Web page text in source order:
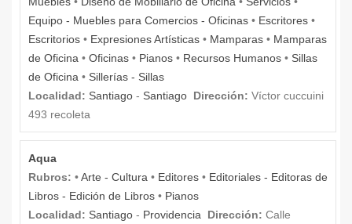
Equipo - Muebles para Comercios - Oficinas • Escritores •
Escritorios • Expresiones Artísticas • Mamparas • Mamparas
de Oficina • Oficinas • Pianos • Recursos Humanos • Sillas
de Oficina • Sillerías - Sillas
Localidad: Santiago - Santiago Dirección: Víctor cuccuini
493 recoleta
Aqua
Rubros: •Arte - Cultura • Editores • Editoriales - Editoras de
Libros - Edición de Libros • Pianos
Localidad: Santiago - Providencia Dirección: Calle